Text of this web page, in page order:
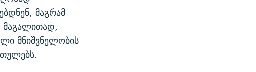
მაგრამ
მაგალითად,
მნიშვნელობის